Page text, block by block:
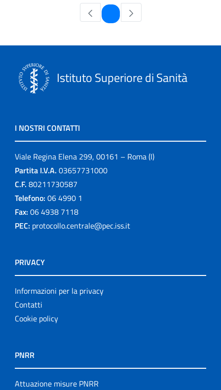
Pagina
Istituto Superiore di Sanità
I NOSTRI CONTATTI
Viale Regina Elena 299, 00161 – Roma (I)
Partita I.V.A. 03657731000
C.F. 80211730587
Telefono: 06 4990 1
Fax: 06 4938 7118
PEC: protocollo.centrale@pec.iss.it
PRIVACY
Informazioni per la privacy
Contatti
Cookie policy
PNRR
Attuazione misure PNRR